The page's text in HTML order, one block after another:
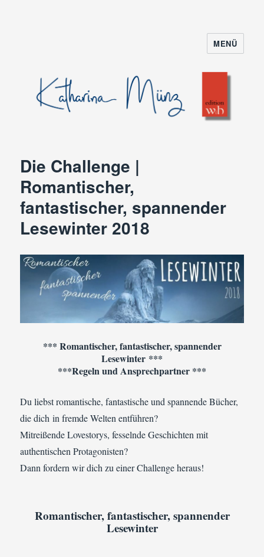
MENÜ
Die Challenge |
Romantischer,
fantastischer, spannender
Lesewinter 2018
*** Romantischer, fantastischer, spannender
Lesewinter ***
***Regeln und Ansprechpartner ***
Du liebst romantische, fantastische und spannende Bücher,
die dich in fremde Welten entführen?
Mitreißende Lovestorys, fesselnde Geschichten mit
authentischen Protagonisten?
Dann fordern wir dich zu einer Challenge heraus!
Romantischer, fantastischer, spannender
Lesewinter